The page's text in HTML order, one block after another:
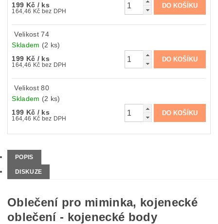
199 Kč / ks
164,46 Kč bez DPH
Velikost 74
Skladem (2 ks)
199 Kč / ks
164,46 Kč bez DPH
Velikost 80
Skladem (2 ks)
199 Kč / ks
164,46 Kč bez DPH
POPIS
DISKUZE
Oblečení pro miminka, kojenecké
oblečení - kojenecké body